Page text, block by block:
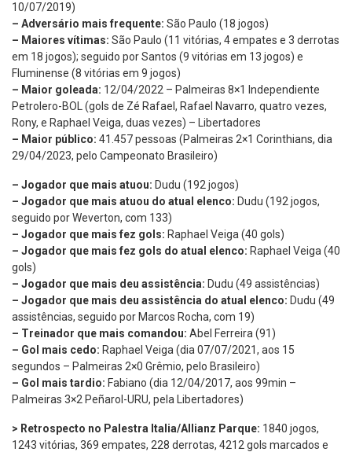
10/07/2019)
– Adversário mais frequente: São Paulo (18 jogos)
– Maiores vítimas: São Paulo (11 vitórias, 4 empates e 3 derrotas
em 18 jogos); seguido por Santos (9 vitórias em 13 jogos) e
Fluminense (8 vitórias em 9 jogos)
– Maior goleada: 12/04/2022 – Palmeiras 8×1 Independiente
Petrolero-BOL (gols de Zé Rafael, Rafael Navarro, quatro vezes,
Rony, e Raphael Veiga, duas vezes) – Libertadores
– Maior público: 41.457 pessoas (Palmeiras 2×1 Corinthians, dia
29/04/2023, pelo Campeonato Brasileiro)
– Jogador que mais atuou: Dudu (192 jogos)
– Jogador que mais atuou do atual elenco: Dudu (192 jogos,
seguido por Weverton, com 133)
– Jogador que mais fez gols: Raphael Veiga (40 gols)
– Jogador que mais fez gols do atual elenco: Raphael Veiga (40
gols)
– Jogador que mais deu assistência: Dudu (49 assistências)
– Jogador que mais deu assistência do atual elenco: Dudu (49
assistências, seguido por Marcos Rocha, com 19)
– Treinador que mais comandou: Abel Ferreira (91)
– Gol mais cedo: Raphael Veiga (dia 07/07/2021, aos 15
segundos – Palmeiras 2×0 Grêmio, pelo Brasileiro)
– Gol mais tardio: Fabiano (dia 12/04/2017, aos 99min –
Palmeiras 3×2 Peñarol-URU, pela Libertadores)
> Retrospecto no Palestra Italia/Allianz Parque: 1840 jogos,
1243 vitórias, 369 empates, 228 derrotas, 4212 gols marcados e